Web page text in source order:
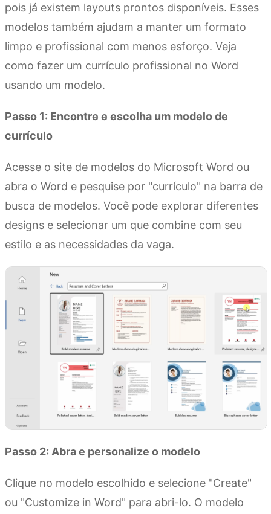
pois já existem layouts prontos disponíveis. Esses
modelos também ajudam a manter um formato
limpo e profissional com menos esforço. Veja
como fazer um currículo profissional no Word
usando um modelo.
Passo 1: Encontre e escolha um modelo de
currículo
Acesse o site de modelos do Microsoft Word ou
abra o Word e pesquise por "currículo" na barra de
busca de modelos. Você pode explorar diferentes
designs e selecionar um que combine com seu
estilo e as necessidades da vaga.
Passo 2: Abra e personalize o modelo
Clique no modelo escolhido e selecione "Create"
ou "Customize in Word" para abri-lo. O modelo